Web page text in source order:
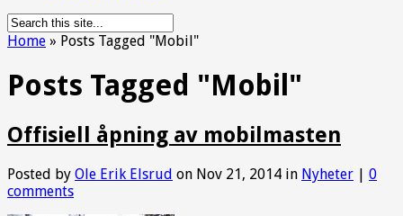
Home » Posts Tagged "Mobil"
Posts Tagged "Mobil"
Offisiell åpning av mobilmasten
Posted by Ole Erik Elsrud on Nov 21, 2014 in Nyheter | 0
comments